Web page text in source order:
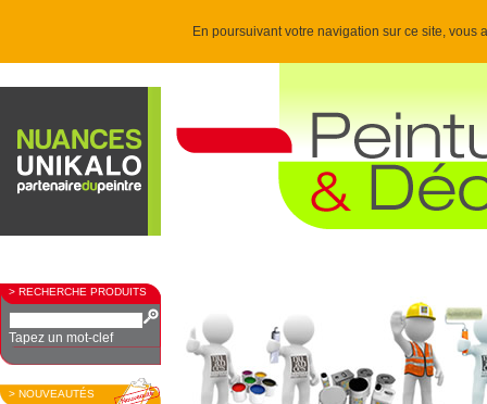
En poursuivant votre navigation sur ce site,
> RECHERCHE PRODUITS
Tapez un mot-clef
> NOUVEAUTÉS